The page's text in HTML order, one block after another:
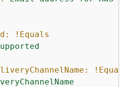
!Equals
!Equals